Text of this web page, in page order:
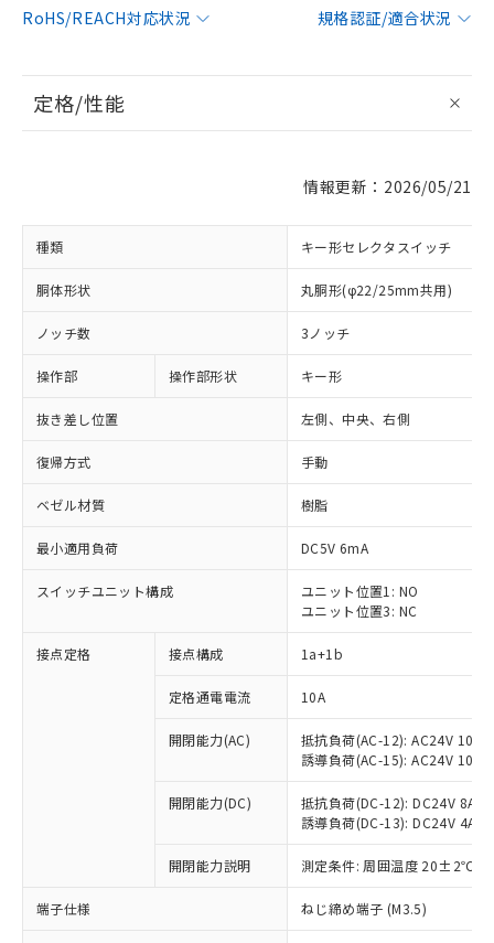
RoHS/REACH対応状況
規格認証/適合状況
定格/性能
情報更新：2026/05/21
種類 キー形セレクタスイッチ
胴体形状 丸胴形(φ22/25mm共用)
ノッチ数 3ノッチ
操作部 操作部形状 キー形
抜き差し位置 左側、中央、右側
復帰方式 手動
ベゼル材質 樹脂
最小適用負荷 DC5V 6mA
スイッチユニット構成
ユニット位置1: NO
ユニット位置3: NC
接点定格 接点構成 1a+1b
定格通電電流 10A
開閉能力(AC)
抵抗負荷(AC-12): AC24V 10A/
誘導負荷(AC-15): AC24V
開閉能力(DC)
抵抗負荷(DC-12): DC24V 8A/
誘導負荷(DC-13): DC24V 4A/
開閉能力説明 測定条件: 周囲温度 20±2℃、
端子仕様 ねじ締め端子 (M3.5)
※1 対応状況
対応済み：EU RoHS指令（10物質）の
非含有に対応した製品が提供可能な商品で